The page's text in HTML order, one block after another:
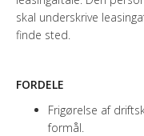
skal underskrive
finde sted.
FORDELE
Frigørelse af
formål.